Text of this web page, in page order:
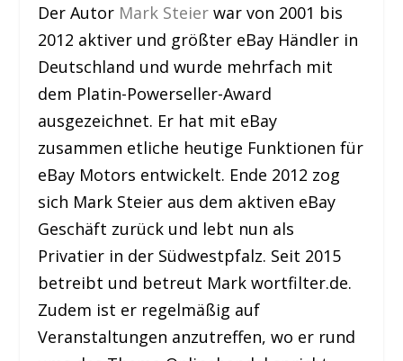
Der Autor Mark Steier war von 2001 bis
2012 aktiver und größter eBay Händler in
Deutschland und wurde mehrfach mit
dem Platin-Powerseller-Award
ausgezeichnet. Er hat mit eBay
zusammen etliche heutige Funktionen für
eBay Motors entwickelt. Ende 2012 zog
sich Mark Steier aus dem aktiven eBay
Geschäft zurück und lebt nun als
Privatier in der Südwestpfalz. Seit 2015
betreibt und betreut Mark wortfilter.de.
Zudem ist er regelmäßig auf
Veranstaltungen anzutreffen, wo er rund